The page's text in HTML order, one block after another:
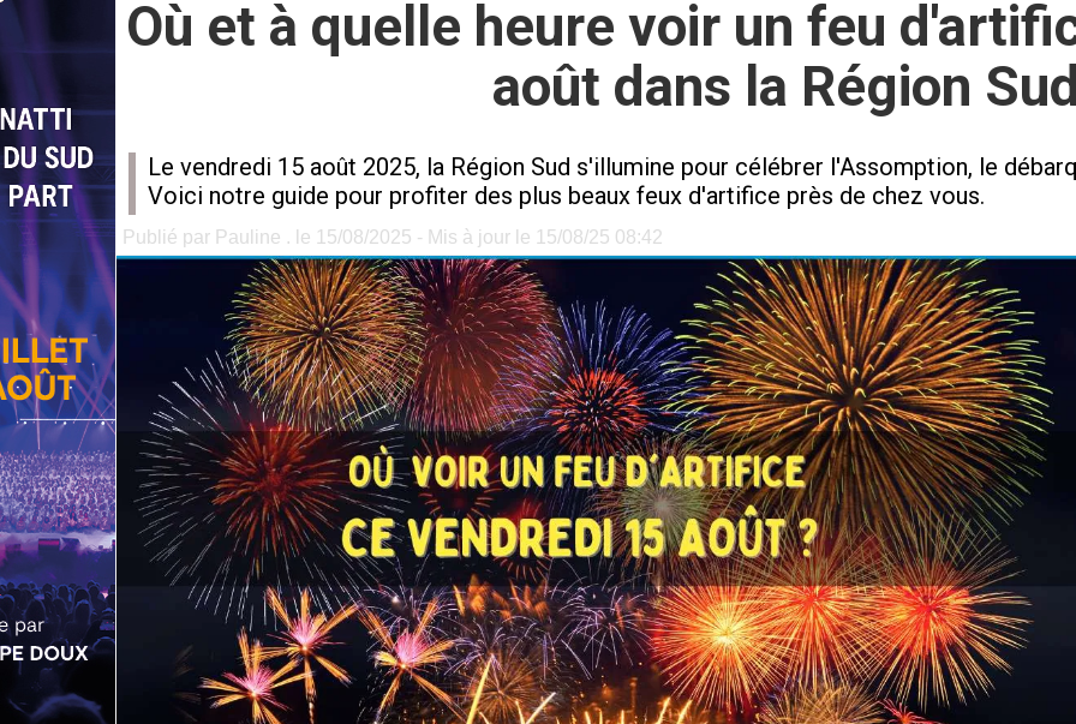
Où et à quelle heure voir un feu
août dans la Région
Le vendredi 15 août 2025, la Région Sud s'illumine pour célébrer l'Assomption, le
Voici notre guide pour profiter des plus beaux feux d'artifice près de chez vous.
Publié par Pauline . le 15/08/2025 - Mis à jour le 15/08/25 08:42